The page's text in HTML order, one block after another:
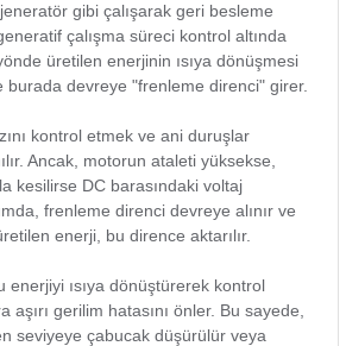
gibi çalışarak geri besleme
çalışma süreci kontrol altında
üretilen enerjinin ısıya dönüşmesi
burada devreye "frenleme direnci" girer.
kontrol etmek ve ani duruşlar
Ancak, motorun ataleti yüksekse,
kesilirse DC barasındaki voltaj
frenleme direnci devreye alınır ve
enerji, bu dirence aktarılır.
enerjiyi ısıya dönüştürerek kontrol
aşırı gerilim hatasını önler. Bu sayede,
seviyeye çabucak düşürülür veya